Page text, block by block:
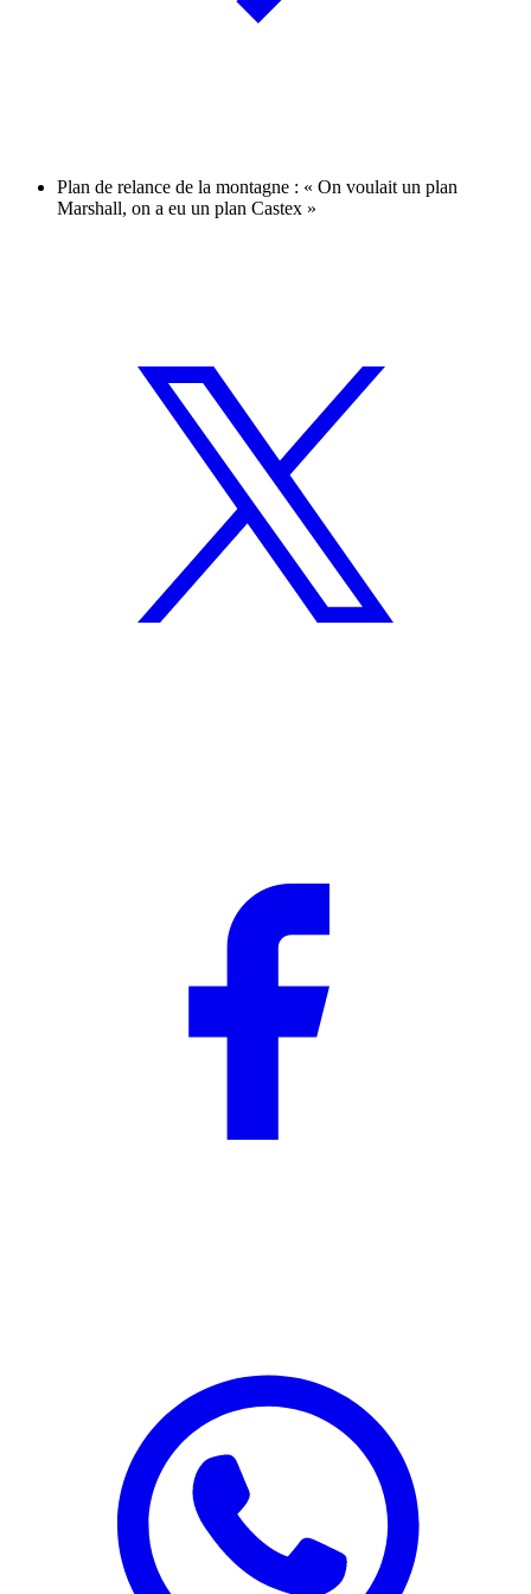
Plan de relance de la montagne : « On voulait un plan
Marshall, on a eu un plan Castex »